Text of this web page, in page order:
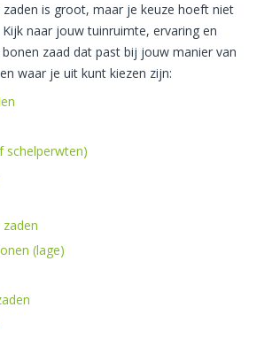
is groot, maar je keuze hoeft niet
naar jouw tuinruimte, ervaring en
zaad dat past bij jouw manier van
waar je uit kunt kiezen zijn:
schelperwten)
(lage)